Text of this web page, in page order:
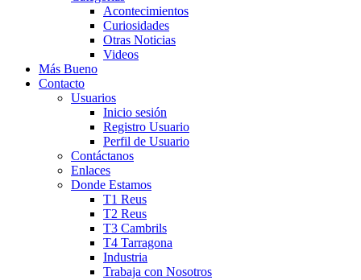
Acontecimientos
Curiosidades
Otras Noticias
Videos
Más Bueno
Contacto
Usuarios
Inicio sesión
Registro Usuario
Perfil de Usuario
Contáctanos
Enlaces
Donde Estamos
T1 Reus
T2 Reus
T3 Cambrils
T4 Tarragona
Industria
Trabaja con Nosotros